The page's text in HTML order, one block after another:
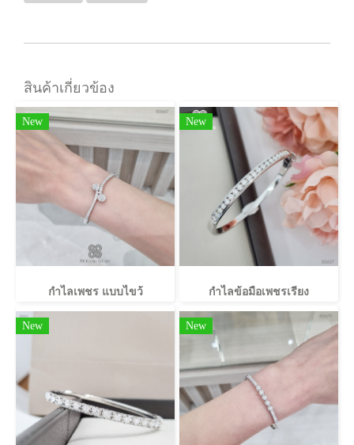
สินค้าเกี่ยวข้อง
New
กำไลเพชร แบบไขว้
New
กำไลข้อมือเพชรเรียง
New New